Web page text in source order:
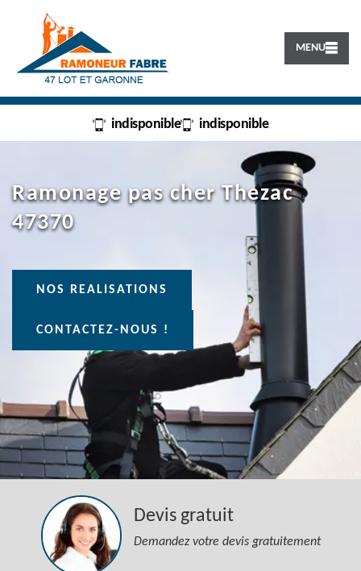
MENU
indisponible indisponible
Ramonage pas cher Thezac
47370
NOS REALISATIONS
CONTACTEZ-NOUS !
Devis gratuit
Demandez votre devis gratuitement